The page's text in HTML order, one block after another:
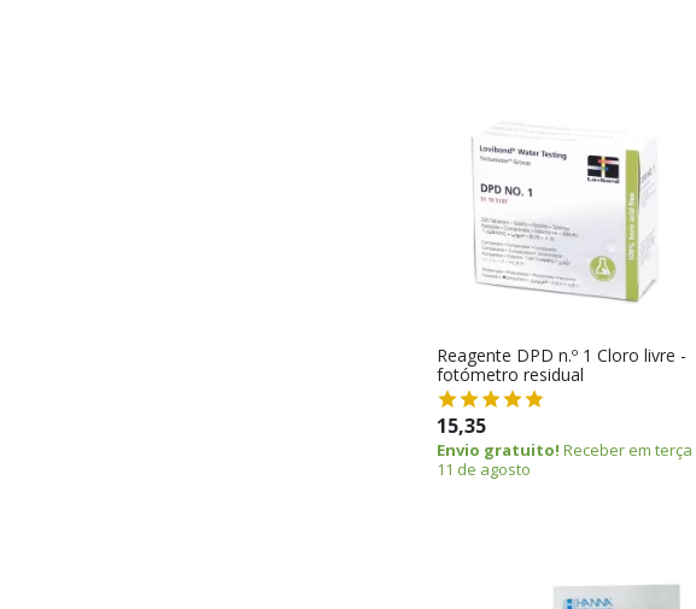
Reagente DPD n.º 1 Cloro livre -
fotómetro residual
15,35
Envio gratuito! Receber em terça
11 de agosto